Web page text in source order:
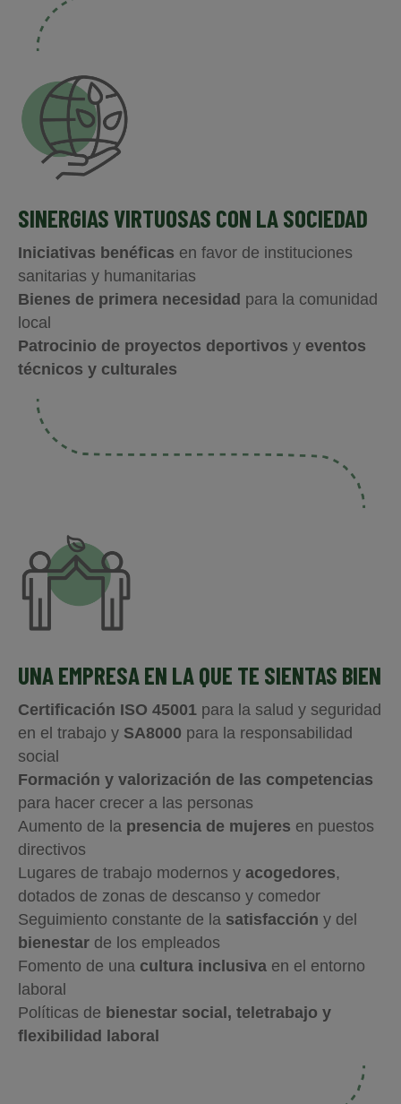
SINERGIAS VIRTUOSAS CON LA SOCIEDAD
Iniciativas benéficas en favor de instituciones
sanitarias y humanitarias
Bienes de primera necesidad para la comunidad
local
Patrocinio de proyectos deportivos y eventos
técnicos y culturales
UNA EMPRESA EN LA QUE TE SIENTAS BIEN
Certificación ISO 45001 para la salud y seguridad
en el trabajo y SA8000 para la responsabilidad
social
Formación y valorización de las competencias
para hacer crecer a las personas
Aumento de la presencia de mujeres en puestos
directivos
Lugares de trabajo modernos y acogedores,
dotados de zonas de descanso y comedor
Seguimiento constante de la satisfacción y del
bienestar de los empleados
Fomento de una cultura inclusiva en el entorno
laboral
Políticas de bienestar social, teletrabajo y
flexibilidad laboral